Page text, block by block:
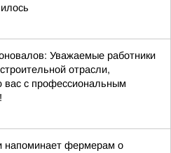
Уважаемые работники
отрасли,
вас с профессиональным
напоминает фермерам о